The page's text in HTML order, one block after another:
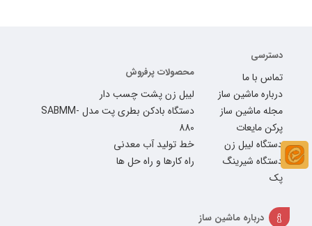
دسترسی
تماس با ما
درباره ماشین ساز
مجله ماشین ساز
پرکن مایعات
دستگاه لیبل زن
دستگاه شیرینگ
پک
محصولات پرفروش
لیبل زن پشت چسب دار
دستگاه بادکن بطری پت مدل SABMM-
880
خط تولید آب معدنی
راه کارها و راه حل ها
درباره ماشین ساز